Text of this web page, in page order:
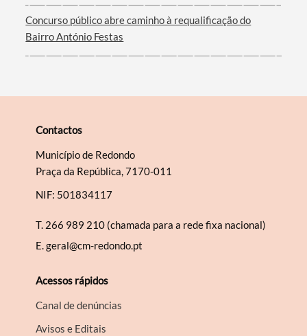
Filtros
Concurso público abre caminho à requalificação do
Bairro António Festas
Contactos
Município de Redondo
Praça da República, 7170-011
NIF: 501834117
T. 266 989 210 (chamada para a rede fixa nacional)
E.geral@cm-redondo.pt
Acessos rápidos
Canal de denúncias
Avisos e Editais